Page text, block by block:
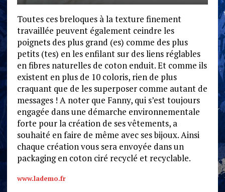
Toutes ces breloques à la texture finement
travaillée peuvent également ceindre les
poignets des plus grand (es) comme des plus
petits (tes) en les enfilant sur des liens réglables
en fibres naturelles de coton enduit. Et comme ils
existent en plus de 10 coloris, rien de plus
craquant que de les superposer comme autant de
messages ! A noter que Fanny, qui s’est toujours
engagée dans une démarche environnementale
forte pour la création de ses vêtements, a
souhaité en faire de même avec ses bijoux. Ainsi
chaque création vous sera envoyée dans un
packaging en coton ciré recyclé et recyclable.
www.lademo.fr